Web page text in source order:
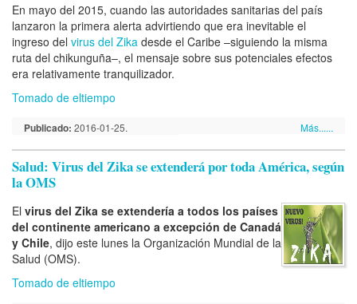
En mayo del 2015, cuando las autoridades sanitarias del país
lanzaron la primera alerta advirtiendo que era inevitable el
ingreso del virus del Zika desde el Caribe –siguiendo la misma
ruta del chikunguña–, el mensaje sobre sus potenciales efectos
era relativamente tranquilizador.
Tomado de eltiempo
Publicado: 2016-01-25. Más......
Salud: Virus del Zika se extenderá por toda América, según
la OMS
El virus del Zika se extendería a todos los países
del continente americano a excepción de Canadá
y Chile, dijo este lunes la Organización Mundial de la
Salud (OMS).
Tomado de eltiempo